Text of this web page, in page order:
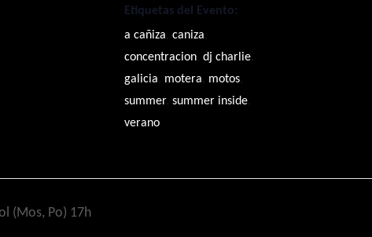
Etiquetas del Evento:
a cañiza, caniza,
concentracion, dj charlie,
galicia, motera, motos,
summer, summer inside,
verano
(Mos, Po) 17h